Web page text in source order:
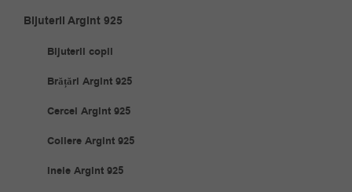
Bijuterii Argint 925
Bijuterii copii
Brățări Argint 925
Cercei Argint 925
Coliere Argint 925
Inele Argint 925